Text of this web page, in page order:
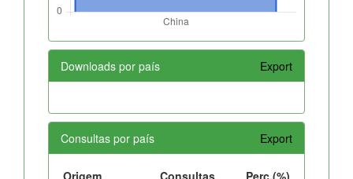
Downloads por país Export
Consultas por país Export
Origem Consultas
Perc.(%)